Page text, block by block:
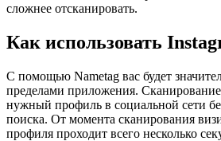
сложнее отсканировать.
Как использовать
С помощью Nametag вас будет
пределами приложения.
нужный профиль в социальной сети
поиска. От момента сканирования
профиля проходит всего несколько